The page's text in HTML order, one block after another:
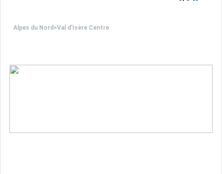
Alpes du Nord >Val d’Isère Centre